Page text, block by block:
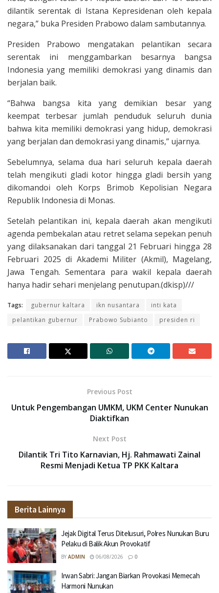
dilantik serentak di Istana Kepresidenan oleh kepala
negara,” buka Presiden Prabowo dalam sambutannya.
Presiden Prabowo mengatakan pelantikan secara
serentak ini menggambarkan besarnya bangsa
Indonesia yang memiliki demokrasi yang dinamis dan
berjalan baik.
“Bahwa bangsa kita yang demikian besar yang
keempat terbesar jumlah penduduk seluruh dunia
bahwa kita memiliki demokrasi yang hidup, demokrasi
yang berjalan dan demokrasi yang dinamis,” ujarnya.
Sebelumnya, selama dua hari seluruh kepala daerah
telah mengikuti gladi kotor hingga gladi bersih yang
dikomandoi oleh Korps Brimob Kepolisian Negara
Republik Indonesia di Monas.
Setelah pelantikan ini, kepala daerah akan mengikuti
agenda pembekalan atau retret selama sepekan penuh
yang dilaksanakan dari tanggal 21 Februari hingga 28
Februari 2025 di Akademi Militer (Akmil), Magelang,
Jawa Tengah. Sementara para wakil kepala daerah
hanya hadir sehari menjelang penutupan.(dkisp)///
Tags: gubernur kaltara ikn nusantara
inti kata
pelantikan gubernur
Prabowo Subianto presiden ri
Previous Post
Untuk Pengembangan UMKM, UKM Center Nunukan
Diaktifkan
Next Post
Dilantik Tri Tito Karnavian, Hj. Rahmawati Zainal
Resmi Menjadi Ketua TP PKK Kaltara
Berita Lainnya
Jejak Digital Terus Ditelusuri, Polres Nunukan Buru
Pelaku di Balik Akun Provokatif
BY ADMIN 06/08/2026 0
Irwan Sabri: Jangan Biarkan Provokasi Memecah
Harmoni Nunukan